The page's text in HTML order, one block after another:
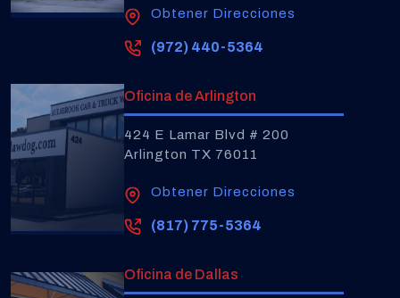
Obtener Direcciones
(972) 440-5364
Oficina de Arlington
424 E Lamar Blvd # 200
Arlington TX 76011
Obtener Direcciones
(817) 775-5364
Oficina de Dallas